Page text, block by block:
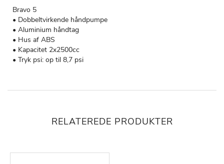
Bravo 5
• Dobbeltvirkende håndpumpe
• Aluminium håndtag
• Hus af ABS
• Kapacitet 2x2500cc
• Tryk psi: op til 8,7 psi
RELATEREDE PRODUKTER